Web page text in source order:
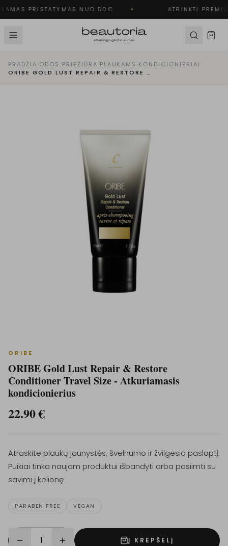
PRISTATYMAS NUO 50€ ✦ ATRINKTI
PRADŽIA·ODOS PRIEŽIŪRA·PLAUKAMS ·KONDICIONIERIAI ·
ORIBE GOLD LUST REPAIR & RESTORE CONDITIONER TRAVEL SIZE - ATKURIAMASIS KONDICIONIERIUS
ORIBE
ORIBE Gold Lust Repair & Restore
Conditioner Travel Size - Atkuriamasis
kondicionierius
22.90€
Atraskite plaukų jaunystės, švelnumo ir žvilgesio paslaptį.
Puikiai tinka naujam produktui išbandyti arba pasiimti su
savimi į kelionę
PARABEN FREE VEGAN
1 Į KREPŠELĮ